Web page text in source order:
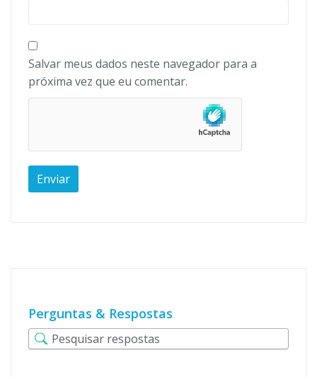
Salvar meus dados neste navegador para a
próxima vez que eu comentar.
Perguntas & Respostas